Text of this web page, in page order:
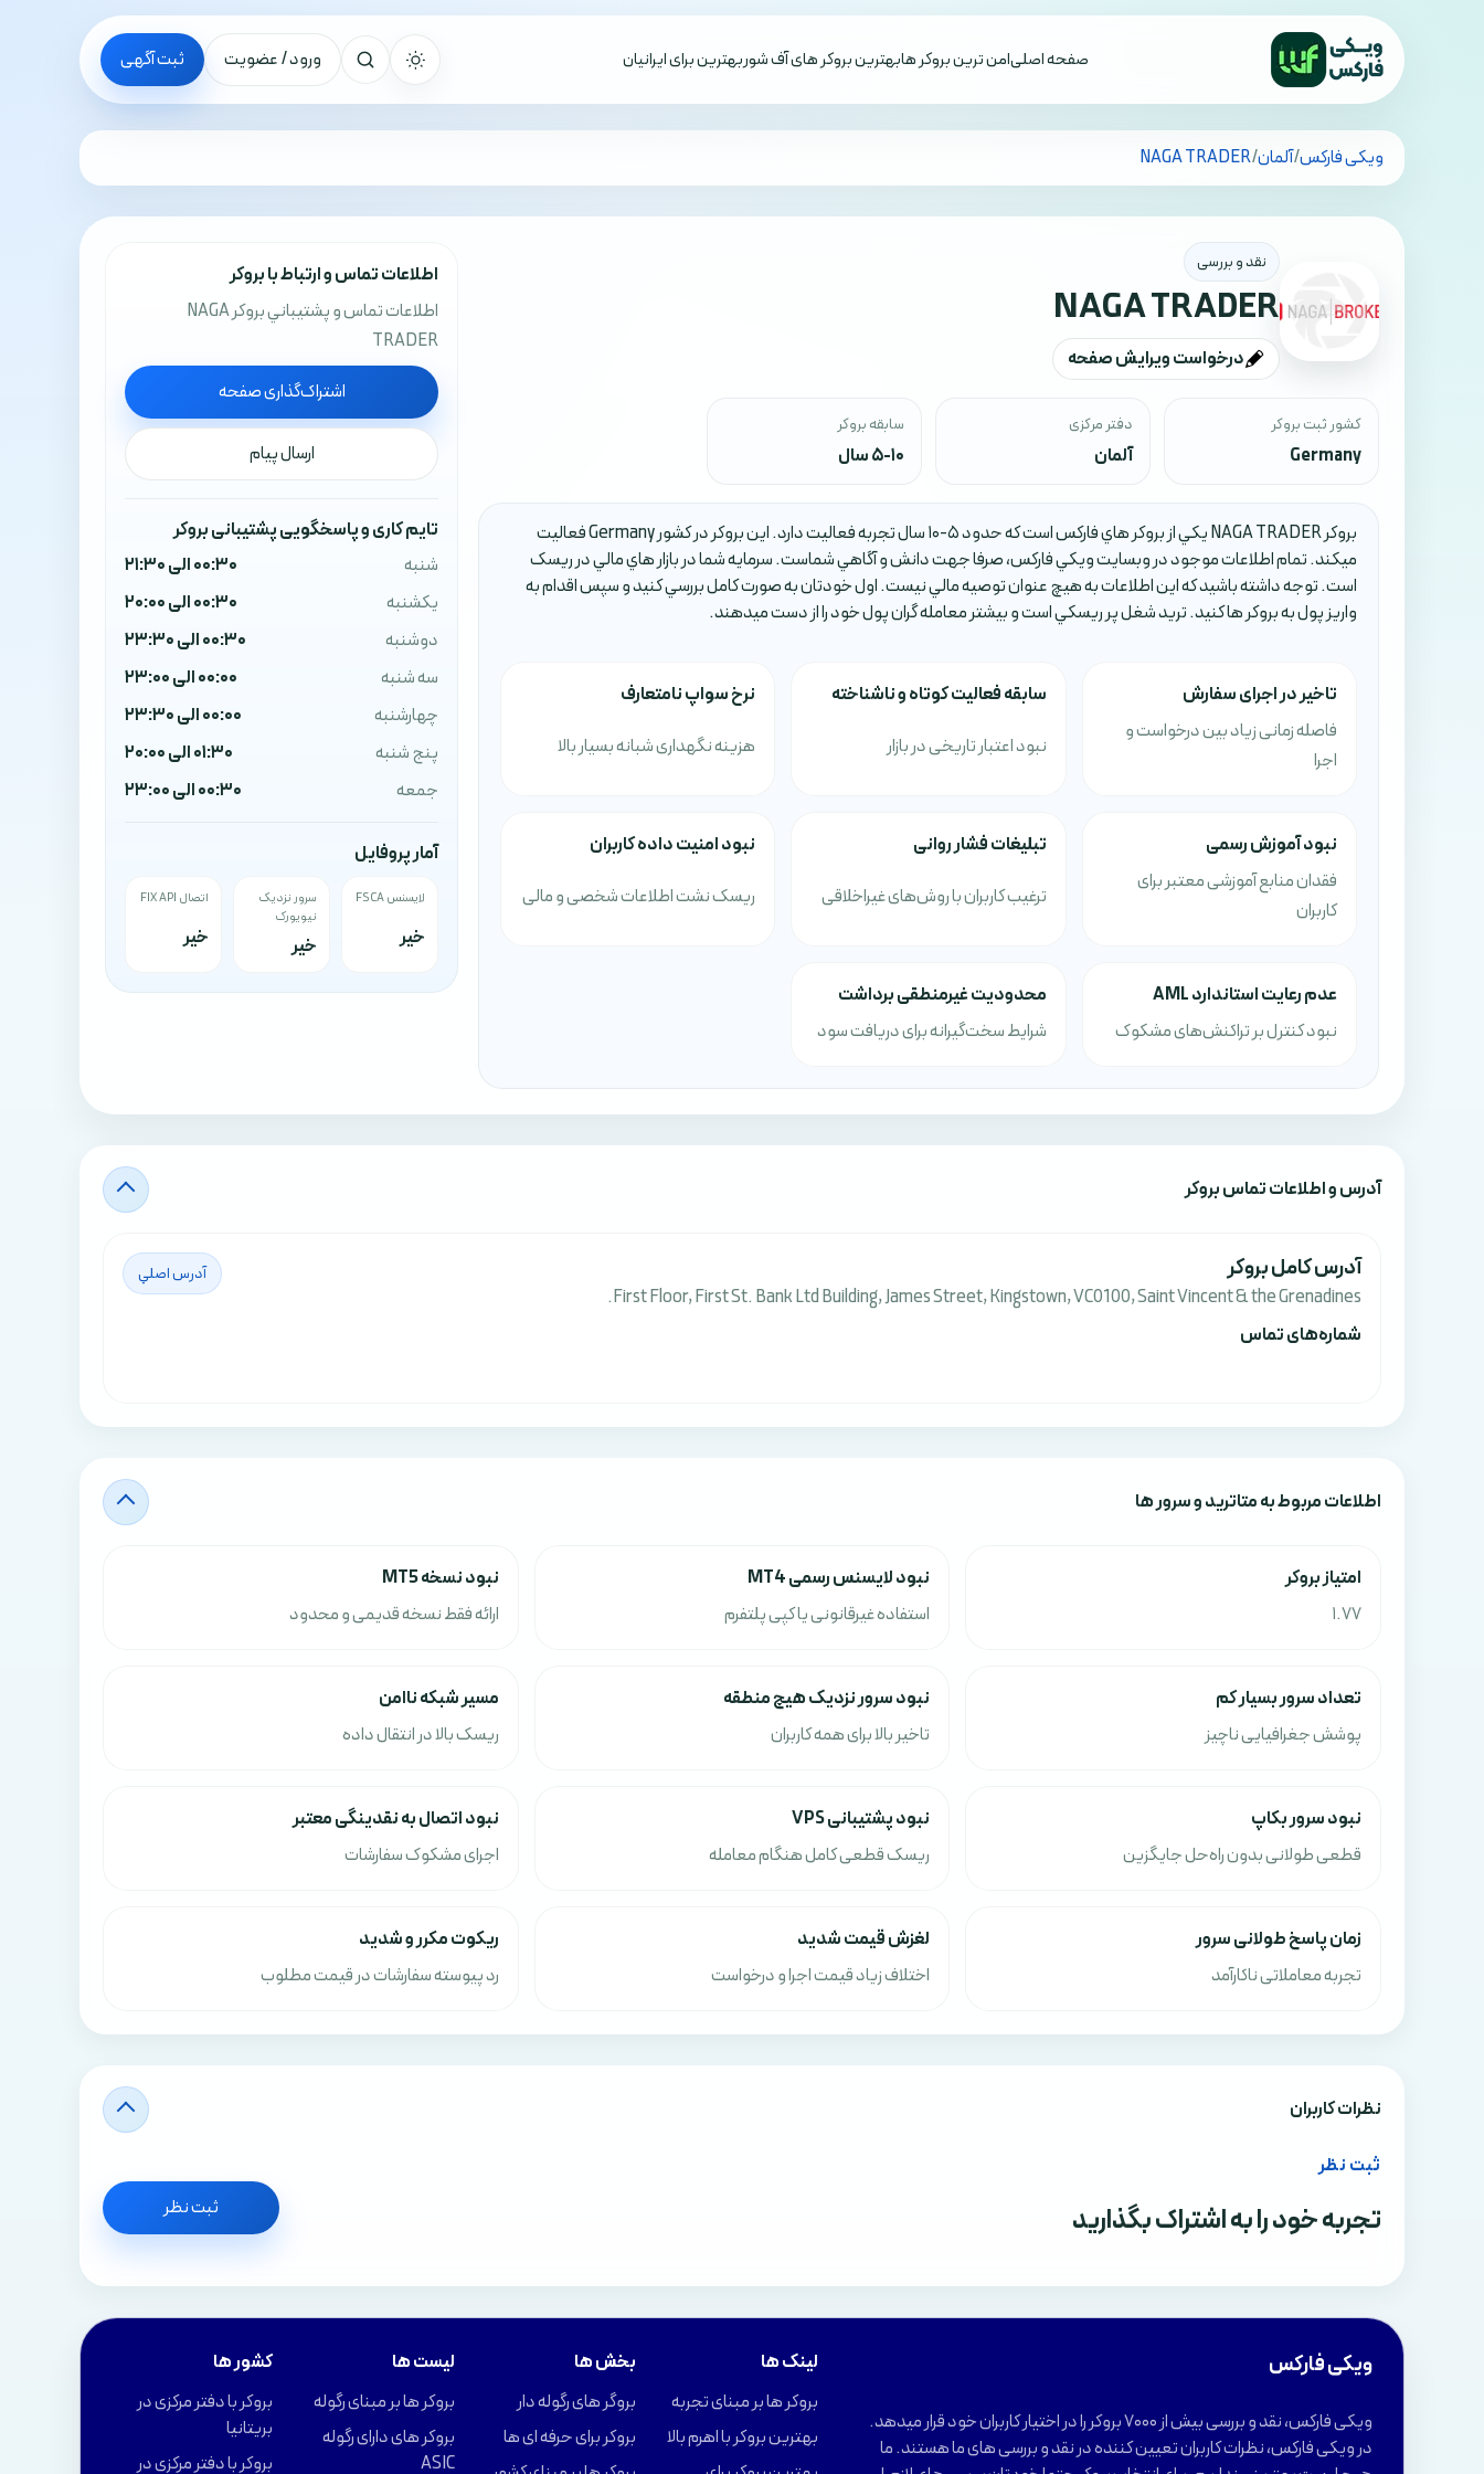
صفحه اصلیامن ترین بروکر هابهترین بروکر های آف شوربهترین برای ایرانیان ورود / عضویت ثبت آگهی
تمام کشورهاویکی فارکس/آلمان/
NAGA TRADER
نقد و بررسی
NAGA TRADER
درخواست ویرایش صفحه
کشور ثبت بروکر
Germany
دفتر مرکزی
آلمان
سابقه بروکر
5-10 سال
بروکر NAGA TRADER يکي از بروکر هاي فارکس است که حدود 5-10 سال تجربه فعاليت دارد. اين بروکر در کشور Germany فعاليت
ميکند. تمام اطلاعات موجود در وبسايت ويکي فارکس، صرفا جهت دانش و آگاهي شماست. سرمايه شما در بازار هاي مالي در ريسک
است. توجه داشته باشيد که اين اطلاعات به هيچ عنوان توصيه مالي نيست. اول خودتان به صورت کامل بررسي کنيد و سپس اقدام به
واريز پول به بروکر ها کنيد. تريد شغل پر ريسکي است و بيشتر معامله گران پول خود را از دست ميدهند.
تاخیر در اجرای سفارش
فاصله زمانی زیاد بین درخواست و
اجرا
سابقه فعالیت کوتاه و ناشناخته
نبود اعتبار تاریخی در بازار
نرخ سواپ نامتعارف
هزینه نگهداری شبانه بسیار بالا
نبود آموزش رسمی
فقدان منابع آموزشی معتبر برای
کاربران
تبلیغات فشار روانی
ترغیب کاربران با روش‌های غیراخلاقی
نبود امنیت داده کاربران
ریسک نشت اطلاعات شخصی و مالی
عدم رعایت استاندارد AML
نبود کنترل بر تراکنش‌های مشکوک
محدودیت غیرمنطقی برداشت
شرایط سخت‌گیرانه برای دریافت سود
اطلاعات تماس و ارتباط با بروکر
اطلاعات تماس و پشتيباني بروکر NAGA
TRADER
اشتراک‌گذاری صفحه
ارسال پیام
تایم کاری و پاسخگویی پشتیبانی بروکر
شنبه
00:30 الی 21:30
یکشنبه
00:30 الی 20:00
دوشنبه
00:30 الی 23:30
سه شنبه
00:00 الی 23:00
چهارشنبه
00:00 الی 23:30
پنج شنبه
01:30 الی 20:00
جمعه
00:30 الی 23:00
آمار پروفایل
لایسنس FSCA
خیر
سرور نزدیک
نیویورک
خیر
اتصال FIX API
خیر
آدرس‌ و اطلاعات تماس بروکر
آدرس کامل بروکر
First Floor, First St. Bank Ltd Building, James Street, Kingstown, VC0100, Saint Vincent & the Grenadines.
آدرس اصلي
شماره‌های تماس
اطلاعات مربوط به متاترید و سرور ها
امتياز بروکر
1.77
نبود لایسنس رسمی MT4
استفاده غیرقانونی یا کپی پلتفرم
نبود نسخه MT5
ارائه فقط نسخه قدیمی و محدود
تعداد سرور بسیار کم
پوشش جغرافیایی ناچیز
نبود سرور نزدیک هیچ منطقه
تاخیر بالا برای همه کاربران
مسیر شبکه ناامن
ریسک بالا در انتقال داده
نبود سرور بکاپ
قطعی طولانی بدون راه‌حل جایگزین
نبود پشتیبانی VPS
ریسک قطعی کامل هنگام معامله
نبود اتصال به نقدینگی معتبر
اجرای مشکوک سفارشات
زمان پاسخ طولانی سرور
تجربه معاملاتی ناکارآمد
لغزش قیمت شدید
اختلاف زیاد قیمت اجرا و درخواست
ریکوت مکرر و شدید
رد پیوسته سفارشات در قیمت مطلوب
نظرات کاربران
ثبت نظر
تجربه خود را به اشتراک بگذارید ثبت نظر
ویکی فارکس
ویکی فارکس، نقد و بررسی بیش از 7000 بروکر را در اختیار کاربران خود قرار میدهد.
در ویکی فارکس، نظرات کاربران تعیین کننده در نقد و بررسی های ما هستند. ما
لینک ها
بروکر ها بر مبنای تجربه
بهترین بروکر با اهرم بالا
بخش ها
بروگر های رگوله دار
بروکر برای حرفه ای ها
لیست ها
بروکر ها بر مبنای رگوله
بروکر های دارای رگوله
ASIC
کشور ها
بروکر با دفتر مرکزی در
بریتانیا
بروکر با دفتر مرکزی در